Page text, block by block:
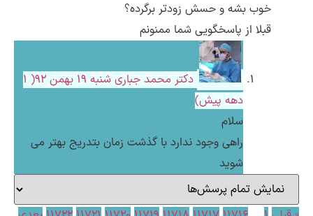
خوب بشه و حسش زودتر برگرده؟
قبلا از پاسخگویی شما ممنونم
دکتر محمد جباری
شنبه ۱۹ بهمن ۹۲( 1
دهه پیش)
سلام
راهی وجود ندارد با گذشت زمان بتدریج بهتر می
شوید